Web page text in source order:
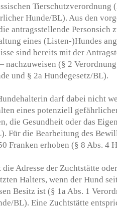
Hunde/BL). Aus den
antragsstellende Personsich
eines (Listen-)Hundes
sind bereits mit der
(§ 2
und § 2a Hundegesetz/BL).
darf dabei nicht
eines potenziell
die Gesundheit oder das
Für die Bearbeitung des
Franken erhoben (§ 8 Abs. 4
Adresse der Zuchtstätte
Halters, wenn der Hund
Besitz ist (§ 1a Abs. 1
BL). Eine Zuchtstätte